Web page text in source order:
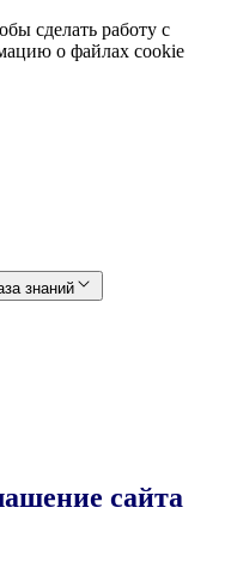
сделать работу с
о файлах cookie
знаний
сайта